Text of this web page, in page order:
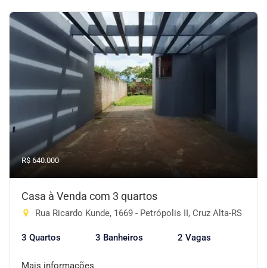
R$ 640.000
Casa à Venda com 3 quartos
Rua Ricardo Kunde, 1669 - Petrópolis II, Cruz Alta-RS
3 Quartos 3 Banheiros 2 Vagas
Mais informações